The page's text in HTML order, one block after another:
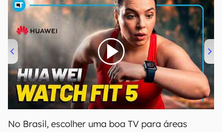
00:00/04:51
No Brasil, escolher uma boa TV para áreas